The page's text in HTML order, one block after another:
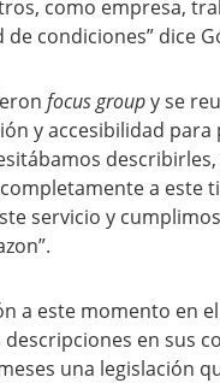
como empresa,
condiciones” dice
focus groupy se
y accesibilidad
a este
servicio y
a este momento en
en sus
una legislación